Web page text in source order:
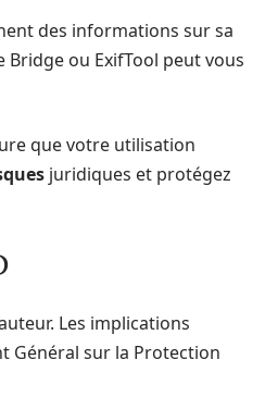
des informations sur sa
ou ExifTool peut vous
que votre utilisation
juridiques et protégez
Les implications
Général sur la Protection